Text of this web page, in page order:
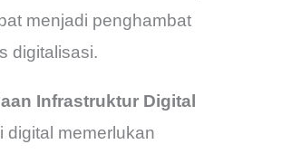
menjadi penghambat
digitalisasi.
Infrastruktur Digital
digital memerlukan